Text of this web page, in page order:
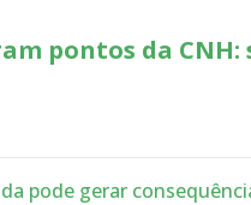
pontos da CNH:
pode gerar